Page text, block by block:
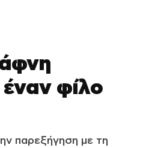
φίλο
παρεξήγηση με τη